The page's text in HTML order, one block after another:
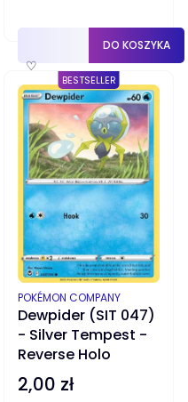
♡
DO KOSZYKA
BESTSELLER
Dewpider (SIT 047)
- Silver Tempest -
Reverse Holo
PRODUCENT
POKÉMON COMPANY
Cena
2,00 zł